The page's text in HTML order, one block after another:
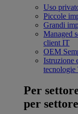
Uso
Piccole
Grandi
Managed
client IT
OEM
Istruzione
tecnologie
Per
per settore